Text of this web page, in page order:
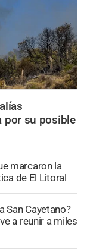
por su posible
marcaron la
de El Litoral
San Cayetano?
a reunir a miles